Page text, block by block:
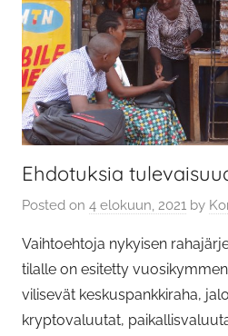
Ehdotuksia
Posted on 4 elokuun, 2021 by
Vaihtoehtoja nykyisen
tilalle on esitetty
vilisevät keskuspankkiraha,
kryptovaluutat,